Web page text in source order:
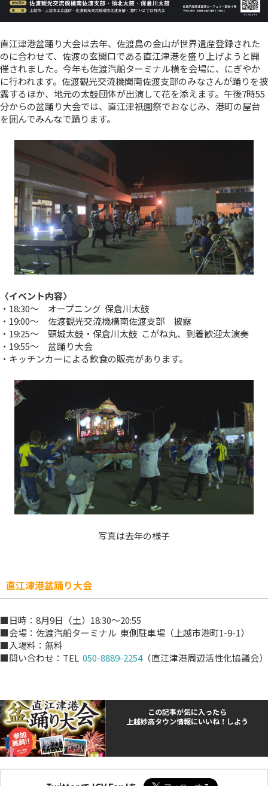
直江津港盆踊り大会は去年、佐渡島の金山が世界遺産登録された
のに合わせて、佐渡の玄関口である直江津港を盛り上げようと開
催されました。今年も佐渡汽船ターミナル横を会場に、にぎやか
に行われます。佐渡観光交流機関南佐渡支部のみなさんが踊りを披
露するほか、地元の太鼓団体が出演して花を添えます。午後7時55
分からの盆踊り大会では、直江津衹園祭でおなじみ、港町の屋台
を囲んでみんなで踊ります。
〈イベント内容〉
・18:30～ オープニング 保倉川太鼓
・19:00～ 佐渡観光交流機構南佐渡支部 披露
・19:25～ 頸城太鼓・保倉川太鼓 こがね丸、到着歓迎太演奏
・19:55～ 盆踊り大会
・キッチンカーによる飲食の販売があります。
写真は去年の様子
直江津港盆踊り大会
■日時：8月9日（土）18:30～20:55
■会場：佐渡汽船ターミナル 東側駐車場（上越市港町1-9-1）
■入場料：無料
■問い合わせ：TEL 050-8889-2254（直江津港周辺活性化協議会）
この記事が気に入ったら
上越妙高タウン情報にいいね！しよう